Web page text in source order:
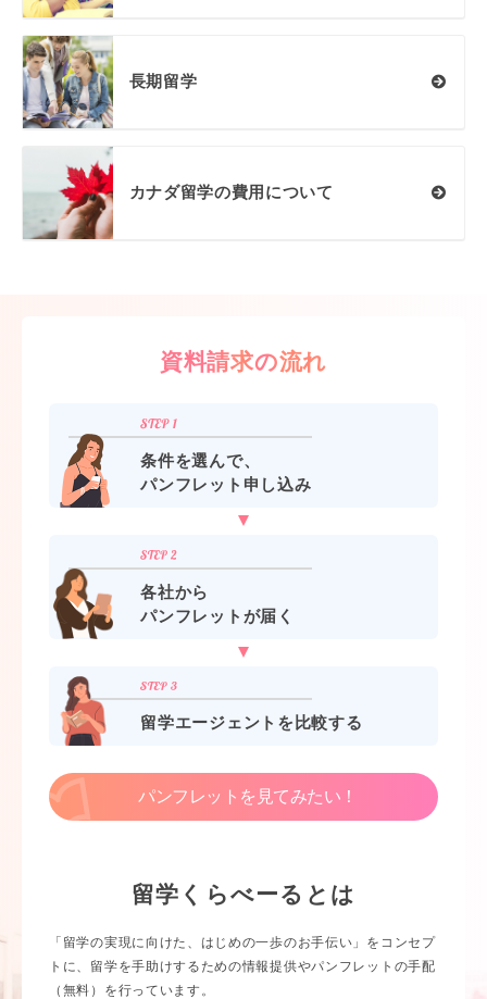
長期留学
カナダ留学の費用について
資料請求の流れ
条件を選んで、
パンフレット申し込み
各社から
パンフレットが届く
留学エージェントを比較する
パンフレットを見てみたい！
留学くらべーるとは
「留学の実現に向けた、はじめの一歩のお手伝い」をコンセプ
トに、留学を手助けするための情報提供やパンフレットの手配
（無料）を行っています。